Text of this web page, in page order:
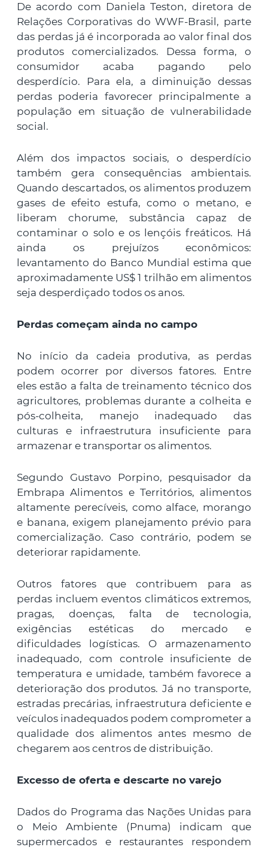
De acordo com Daniela Teston, diretora de
Relações Corporativas do WWF-Brasil, parte
das perdas já é incorporada ao valor final dos
produtos comercializados. Dessa forma, o
consumidor acaba pagando pelo
desperdício. Para ela, a diminuição dessas
perdas poderia favorecer principalmente a
população em situação de vulnerabilidade
social.
Além dos impactos sociais, o desperdício
também gera consequências ambientais.
Quando descartados, os alimentos produzem
gases de efeito estufa, como o metano, e
liberam chorume, substância capaz de
contaminar o solo e os lençóis freáticos. Há
ainda os prejuízos econômicos:
levantamento do Banco Mundial estima que
aproximadamente US$ 1 trilhão em alimentos
seja desperdiçado todos os anos.
Perdas começam ainda no campo
No início da cadeia produtiva, as perdas
podem ocorrer por diversos fatores. Entre
eles estão a falta de treinamento técnico dos
agricultores, problemas durante a colheita e
pós-colheita, manejo inadequado das
culturas e infraestrutura insuficiente para
armazenar e transportar os alimentos.
Segundo Gustavo Porpino, pesquisador da
Embrapa Alimentos e Territórios, alimentos
altamente perecíveis, como alface, morango
e banana, exigem planejamento prévio para
comercialização. Caso contrário, podem se
deteriorar rapidamente.
Outros fatores que contribuem para as
perdas incluem eventos climáticos extremos,
pragas, doenças, falta de tecnologia,
exigências estéticas do mercado e
dificuldades logísticas. O armazenamento
inadequado, com controle insuficiente de
temperatura e umidade, também favorece a
deterioração dos produtos. Já no transporte,
estradas precárias, infraestrutura deficiente e
veículos inadequados podem comprometer a
qualidade dos alimentos antes mesmo de
chegarem aos centros de distribuição.
Excesso de oferta e descarte no varejo
Dados do Programa das Nações Unidas para
o Meio Ambiente (Pnuma) indicam que
supermercados e restaurantes respondem